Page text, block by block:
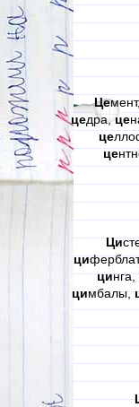
Цемент,
цедра,це
це
це
Ци
ци
цинга,
цимбалы,